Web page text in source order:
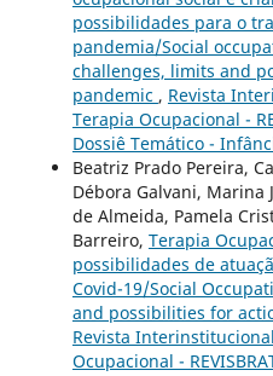
possibilidades para o
pandemia/Social
challenges, limits and
pandemic , Revista
Terapia Ocupacional -
Dossiê Temático -
Beatriz Prado Pereira,
Débora Galvani, Marina
de Almeida, Pamela
Barreiro, Terapia
possibilidades de
Covid-19/Social
and possibilities for
Revista
Ocupacional -